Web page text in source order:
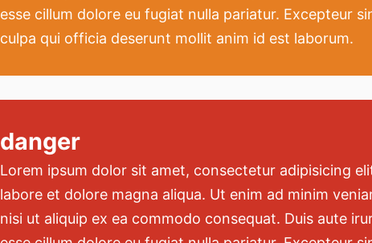
esse cillum dolore eu fugiat nulla pariatur. Excepteur
culpa qui officia deserunt mollit anim id est laborum.
danger
Lorem ipsum dolor sit amet, consectetur adipisicing
labore et dolore magna aliqua. Ut enim ad minim
nisi ut aliquip ex ea commodo consequat. Duis aute